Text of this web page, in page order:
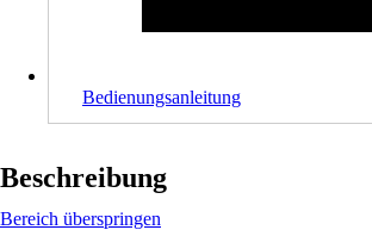
Bedienungsanleitung
Beschreibung
Bereich überspringen